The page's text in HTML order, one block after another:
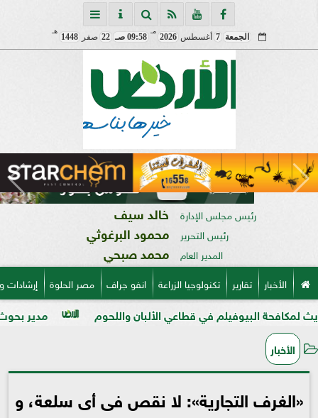
الجمعة 7 أغسطس 2026
مـ
09:58 صـ 22 صفر 1448
هـ
رئيس مجلس الإدارة خالد سيف
رئيس التحرير محمود البرغوثي
المدير العام محمد صبحي
الأخبار تقارير تكنولوجيا الزراعة انفو جراف مصر الحلوة
مدير بحوث أمراض في قطاعي الألبان واللحوم
الأخبار
«الغرف التجارية»: لا نقص فى أى سلعة، و